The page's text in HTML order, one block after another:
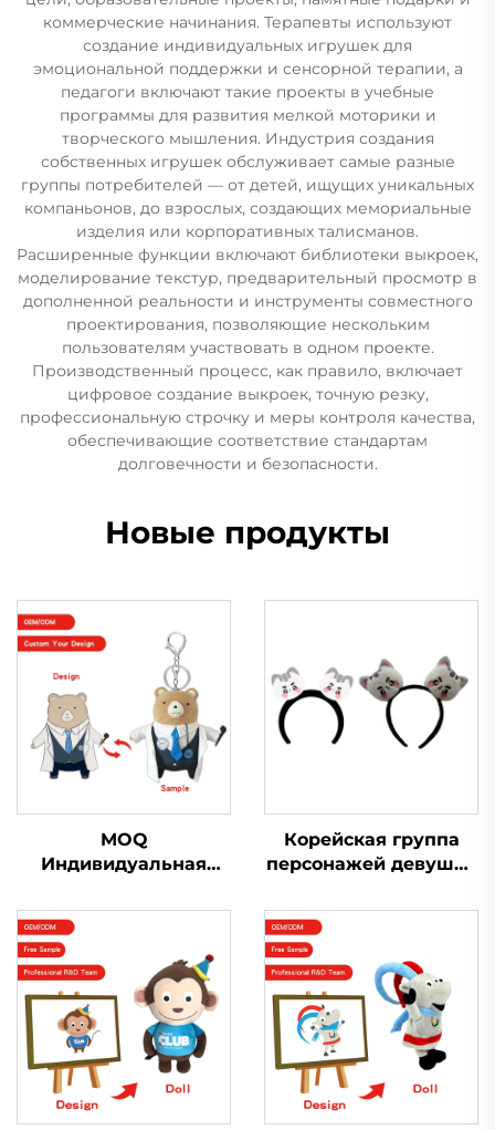
коммерческие начинания. Терапевты используют
создание индивидуальных игрушек для
эмоциональной поддержки и сенсорной терапии, а
педагоги включают такие проекты в учебные
программы для развития мелкой моторики и
творческого мышления. Индустрия создания
собственных игрушек обслуживает самые разные
группы потребителей — от детей, ищущих уникальных
компаньонов, до взрослых, создающих мемориальные
изделия или корпоративных талисманов.
Расширенные функции включают библиотеки выкроек,
моделирование текстур, предварительный просмотр в
дополненной реальности и инструменты совместного
проектирования, позволяющие нескольким
пользователям участвовать в одном проекте.
Производственный процесс, как правило, включает
цифровое создание выкроек, точную резку,
профессиональную строчку и меры контроля качества,
обеспечивающие соответствие стандартам
долговечности и безопасности.
Новые продукты
MOQ
Индивидуальная
детей, дизайнерская
кукла с уродливым
логотипом,
индивидуальная
плюшевая игрушка-
брелок
Корейская группа
персонажей девушка
на голову плюшевая
милая повязка на
голову с животными